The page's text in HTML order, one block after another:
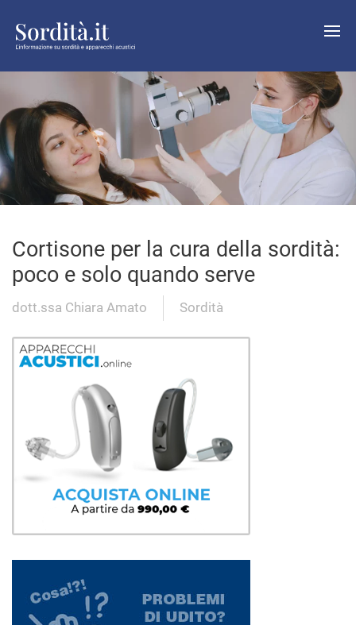
Cortisone per la cura della sordità:
poco e solo quando serve
dott.ssa Chiara Amato Sordità